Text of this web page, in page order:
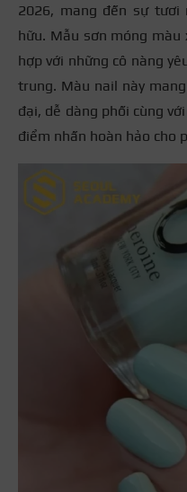
2026, mang đến sự tươi
hữu. Mẫu sơn móng màu
hợp với những cô nàng
trung. Màu nail này
đại, dễ dàng phối cùng
điểm nhấn hoàn hảo cho